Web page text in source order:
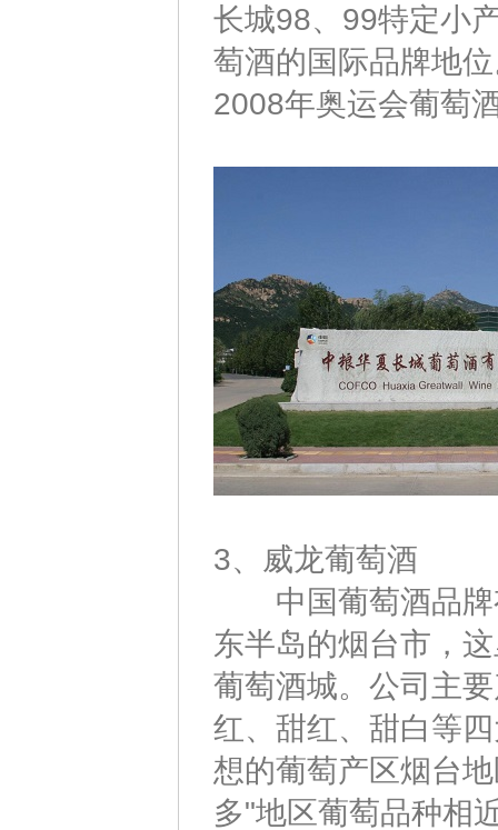
长城98、99特定小
萄酒的国际品牌地
2008年奥运会葡萄
3、威龙葡萄酒
中国葡萄酒品牌
东半岛的烟台市，
葡萄酒城。公司主
红、甜红、甜白等
想的葡萄产区烟台
多"地区葡萄品种相